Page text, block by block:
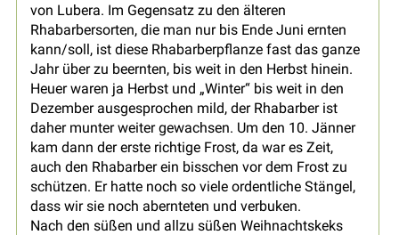
von Lubera. Im Gegensatz zu den älteren
Rhabarbersorten, die man nur bis Ende Juni ernten
kann/soll, ist diese Rhabarberpflanze fast das ganze
Jahr über zu beernten, bis weit in den Herbst hinein.
Heuer waren ja Herbst und „Winter“ bis weit in den
Dezember ausgesprochen mild, der Rhabarber ist
daher munter weiter gewachsen. Um den 10. Jänner
kam dann der erste richtige Frost, da war es Zeit,
auch den Rhabarber ein bisschen vor dem Frost zu
schützen. Er hatte noch so viele ordentliche Stängel,
dass wir sie noch abernteten und verbuken.
Nach den süßen und allzu süßen Weihnachtskeks